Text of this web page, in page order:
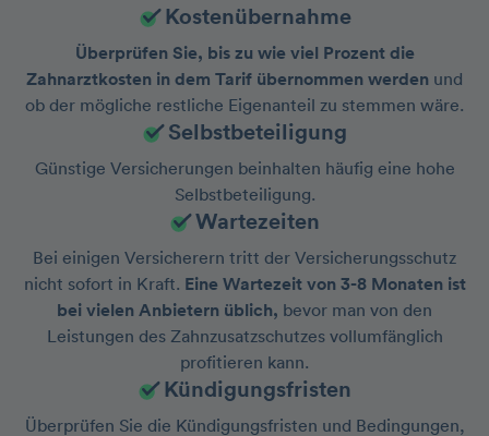
Kostenübernahme
Überprüfen Sie, bis zu wie viel Prozent die
Zahnarztkosten in dem Tarif übernommen werden und
ob der mögliche restliche Eigenanteil zu stemmen wäre.
Selbstbeteiligung
Günstige Versicherungen beinhalten häufig eine hohe
Selbstbeteiligung.
Wartezeiten
Bei einigen Versicherern tritt der Versicherungsschutz
nicht sofort in Kraft. Eine Wartezeit von 3-8 Monaten ist
bei vielen Anbietern üblich, bevor man von den
Leistungen des Zahnzusatzschutzes vollumfänglich
profitieren kann.
Kündigungsfristen
Überprüfen Sie die Kündigungsfristen und Bedingungen,